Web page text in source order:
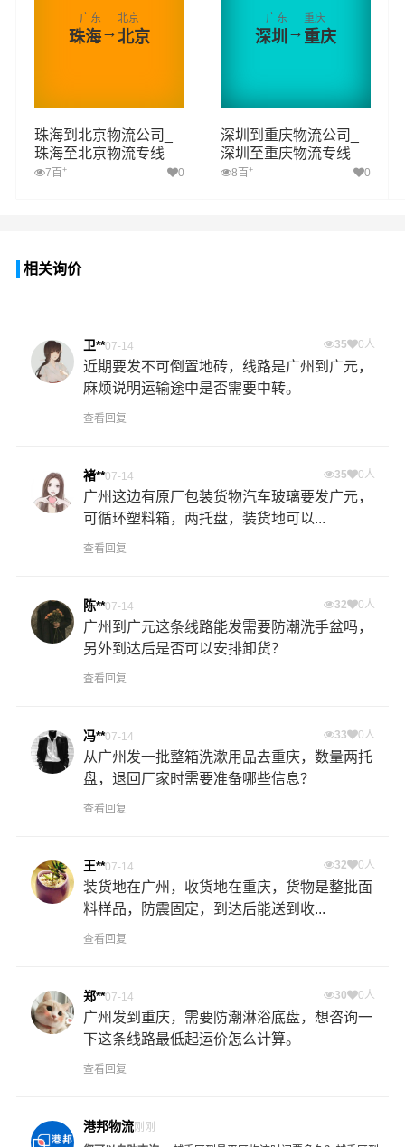
广东
珠海→
北京
北京
珠海到北京物流公司_
珠海至北京物流专线
7百 + 0
广东
深圳→
重庆
重庆
深圳到重庆物流公司_
深圳至重庆物流专线
8百 + 0
相关询价
卫**07-14 35 0人
近期要发不可倒置地砖，线路是广州到广元，
麻烦说明运输途中是否需要中转。
查看回复
褚**07-14 35 0人
广州这边有原厂包装货物汽车玻璃要发广元，
可循环塑料箱，两托盘，装货地可以...
查看回复
陈**07-14 32 0人
广州到广元这条线路能发需要防潮洗手盆吗，
另外到达后是否可以安排卸货？
查看回复
冯**07-14 33 0人
从广州发一批整箱洗漱用品去重庆，数量两托
盘，退回厂家时需要准备哪些信息？
查看回复
王**07-14 32 0人
装货地在广州，收货地在重庆，货物是整批面
料样品，防震固定，到达后能送到收...
查看回复
郑**07-14 30 0人
广州发到重庆，需要防潮淋浴底盘，想咨询一
下这条线路最低起运价怎么计算。
查看回复
港邦物流刚刚